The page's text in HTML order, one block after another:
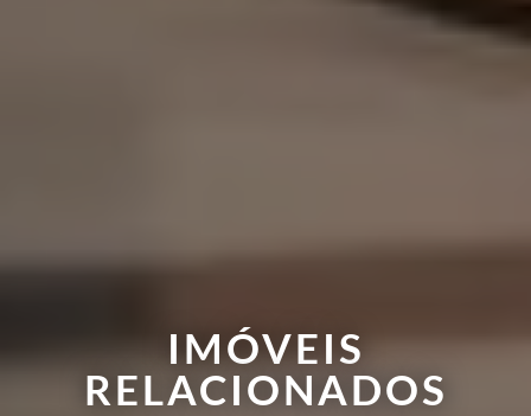
IMÓVEIS
RELACIONADOS